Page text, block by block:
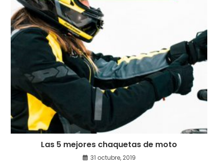
Las 5 mejores chaquetas de moto
31 octubre, 2019